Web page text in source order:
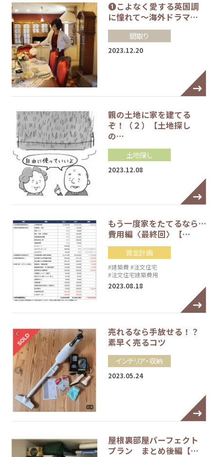
❶こよなく愛する英国調
に憧れて～海外ドラマ…
間取り
2023.12.20
親の土地に家を建てる
ぞ！（２）【土地探し
の…
土地探し
2023.12.08
もう一度家をたてるなら…
費用編〈最終回〉【…
資金計画
#建築費 #注文住宅
#注文住宅建築費用
2023.08.18
売れるなら手放せる！？
素早く売るコツ
インテリア・収納
2023.05.24
屋根裏部屋パーフェクト
プラン まとめ後編【…